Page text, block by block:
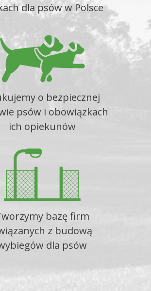
dla psów w Polsce
o bezpiecznej
psów i obowiązkach
ich opiekunów
bazę firm
z budową
dla psów